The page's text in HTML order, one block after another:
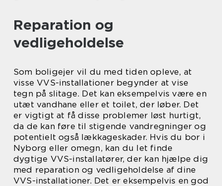
Reparation og
vedligeholdelse
Som boligejer vil du med tiden opleve, at
visse VVS-installationer begynder at vise
tegn på slitage. Det kan eksempelvis være en
utæt vandhane eller et toilet, der løber. Det
er vigtigt at få disse problemer løst hurtigt,
da de kan føre til stigende vandregninger og
potentielt også lækkageskader. Hvis du bor i
Nyborg eller omegn, kan du let finde
dygtige VVS-installatører, der kan hjælpe dig
med reparation og vedligeholdelse af dine
VVS-installationer. Det er eksempelvis en god